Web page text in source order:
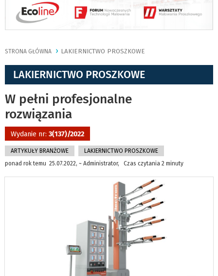
STRONA GŁÓWNA LAKIERNICTWO PROSZKOWE
LAKIERNICTWO PROSZKOWE
W pełni profesjonalne
rozwiązania
Wydanie nr: 3(137)/2022
ARTYKUŁY BRANŻOWE
LAKIERNICTWO PROSZKOWE
ponad rok temu 25.07.2022, ~ Administrator, Czas czytania 2 minuty